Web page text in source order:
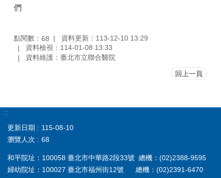
們
點閱數： 68
資料更新：113-12-10 13:29
資料檢視：114-01-08 13:33
資料維護：臺北市立聯合醫院
回上一頁
:::
更新日期
115-08-10
瀏覽人次
68
和平院址：100058 臺北市中華路2段33號 總機：(02)2388-9595
婦幼院址：100027 臺北市福州街12號 總機：(02)2391-6470